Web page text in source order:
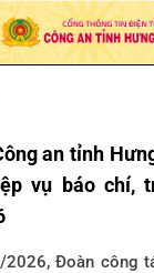
an tỉnh
vụ báo chí,
Đoàn công